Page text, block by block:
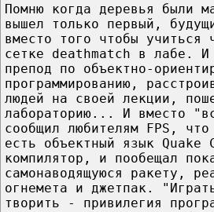
Помню когда деревья были
вышел только первый,
вместо того чтобы учиться
сетке deathmatch в лабе. И
препод по объектно-
программированию,
людей на своей лекции,
лабораторию... И вместо
сообщил любителям FPS, что
есть объектный язык Quake
компилятор, и пообещал
самонаводящуюся ракету,
огнемета и джетпак.
творить - привилегия